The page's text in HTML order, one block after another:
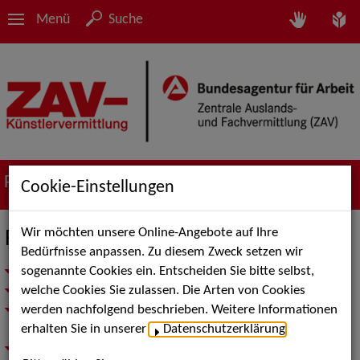
Menü Suche
Portfolio
Filmschaffende - Produktion
Unsere Beratung – Ihr Vorteil
Sie suchen erfahrene Filmfachkräfte für Ihr Filmprojekt?
Sie sind professionelle/r Filmschaffende/r und suchen nach
neuen Filmprojekten?
Cookie-Einstellungen
Wir möchten unsere Online-Angebote auf Ihre
Bedürfnisse anpassen. Zu diesem Zweck setzen wir
sogenannte Cookies ein. Entscheiden Sie bitte selbst,
welche Cookies Sie zulassen. Die Arten von Cookies
werden nachfolgend beschrieben. Weitere Informationen
erhalten Sie in unserer
Datenschutzerklärung